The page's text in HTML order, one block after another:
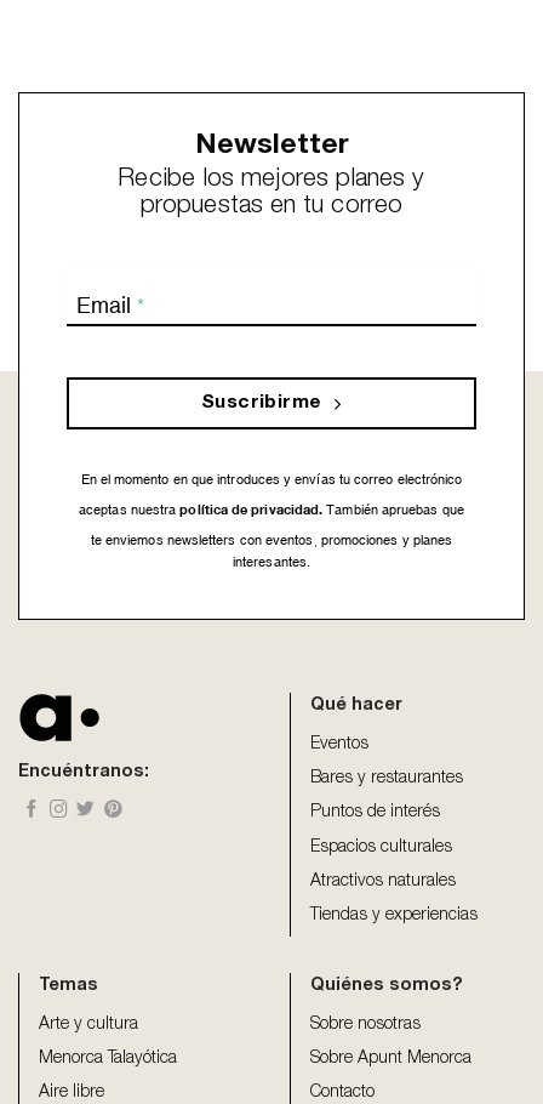
Newsletter
Recibe los mejores planes y
propuestas en tu correo
Email *
Suscribirme
En el momento en que introduces y envías tu correo electrónico
aceptas nuestra política de privacidad. También apruebas que
te enviemos newsletters con eventos, promociones y planes
interesantes.
left
Encuéntranos:
Qué hacer
Eventos
Bares y restaurantes
Puntos de interés
Espacios culturales
Atractivos naturales
Tiendas y experiencias
Temas
Arte y cultura
Menorca Talayótica
Aire libre
Quiénes somos?
Sobre nosotras
Sobre Apunt Menorca
Contacto